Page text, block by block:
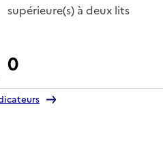
supérieure(s) à deux lits
0